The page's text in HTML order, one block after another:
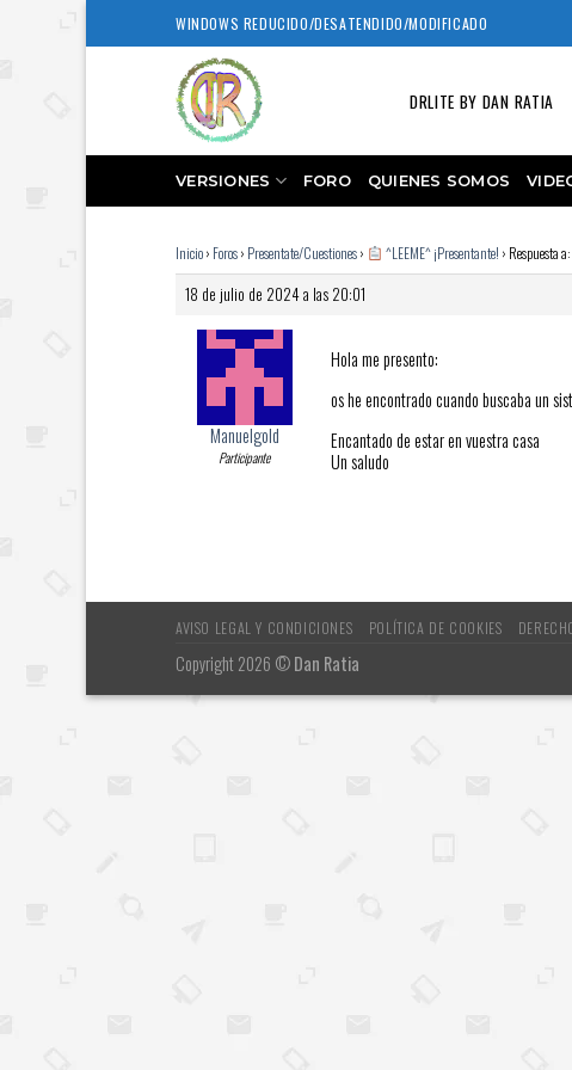
to
WINDOWS REDUCIDO/DESATENDIDO/MODIFICADO
DRLITE BY DAN RATIA
VERSIONES FORO QUIENES SOMOS
Inicio› Foros› Presentate/Cuestiones› ^LEEME^ ¡Presentante! › Respuesta a:
18 de julio de 2024 a las 20:01
Manuelgold
Participante
Hola me presento:
os he encontrado cuando buscaba un
Encantado de estar en vuestra casa
Un saludo
AVISO LEGAL Y CONDICIONES POLÍTICA DE COOKIES
Copyright 2026 ©Dan Ratia